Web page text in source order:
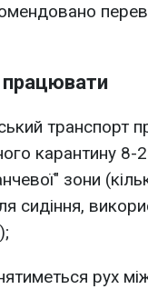
транспорт
карантину 8-
зони
сидіння,
рух